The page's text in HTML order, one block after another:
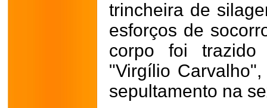
trincheira de
esforços de
corpo foi
"Virgílio
sepultamento na